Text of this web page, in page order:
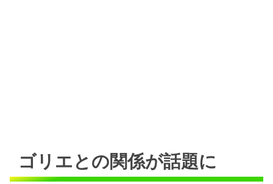
ゴリエとの関係が話題に